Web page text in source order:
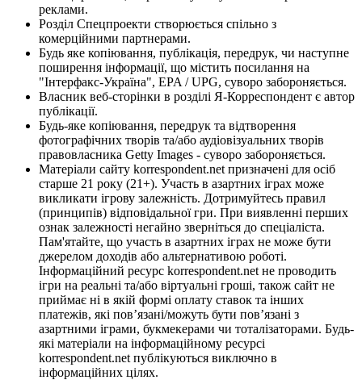
реклами.
Розділ Спецпроекти створюється спільно з
комерційними партнерами.
Будь яке копіювання, публікація, передрук, чи наступне
поширення інформації, що містить посилання на
"Інтерфакс-Україна", EPA / UPG, суворо забороняється.
Власник веб-сторінки в розділі Я-Корреспондент є автор
публікації.
Будь-яке копіювання, передрук та відтворення
фотографічних творів та/або аудіовізуальних творів
правовласника Getty Images - суворо забороняється.
Матеріали сайту korrespondent.net призначені для осіб
старше 21 року (21+). Участь в азартних іграх може
викликати ігрову залежність. Дотримуйтесь правил
(принципів) відповідальної гри. При виявленні перших
ознак залежності негайно зверніться до спеціаліста.
Пам'ятайте, що участь в азартних іграх не може бути
джерелом доходів або альтернативою роботі.
Інформаційний ресурс korrespondent.net не проводить
ігри на реальні та/або віртуальні гроші, також сайт не
приймає ні в якій формі оплату ставок та інших
платежів, які пов’язані/можуть бути пов’язані з
азартними іграми, букмекерами чи тоталізаторами. Будь-
які матеріали на інформаційному ресурсі
korrespondent.net публікуються виключно в
інформаційних цілях.